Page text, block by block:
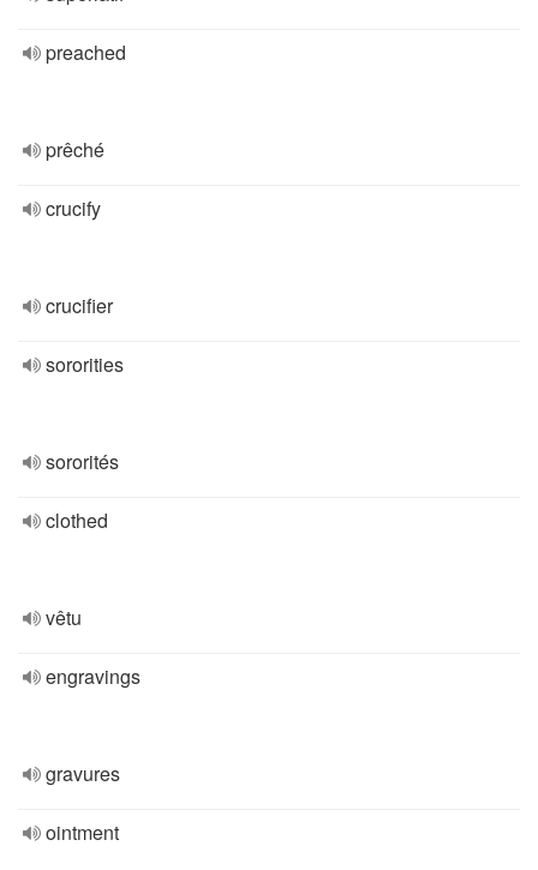
preached
prêché
crucify
crucifier
sororities
sororités
clothed
vêtu
engravings
gravures
ointment